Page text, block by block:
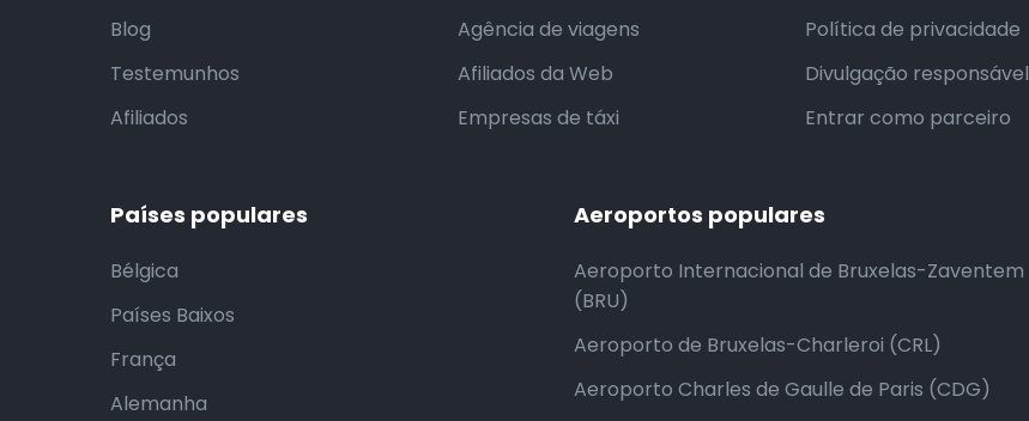
Blog
Testemunhos
Afiliados
Agência de viagens
Afiliados da Web
Empresas de táxi
Política de privacidade
Divulgação responsável
Entrar como parceiro
Países populares
Bélgica
Países Baixos
França
Alemanha
Aeroportos populares
Aeroporto Internacional de Bruxelas-Zaventem
(BRU)
Aeroporto de Bruxelas-Charleroi (CRL)
Aeroporto Charles de Gaulle de Paris (CDG)